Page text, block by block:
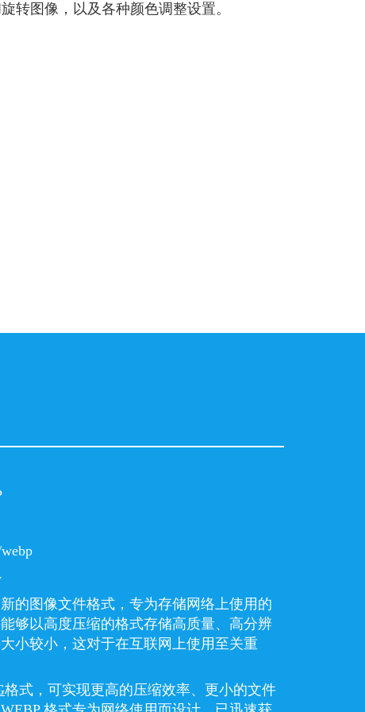
转图像，以及各种颜色调整设置。
的图像文件格式，专为存储网络上使用的
够以高度压缩的格式存储高质量、高分辨
小较小，这对于在互联网上使用至关重
格式，可实现更高的压缩效率、更小的文件